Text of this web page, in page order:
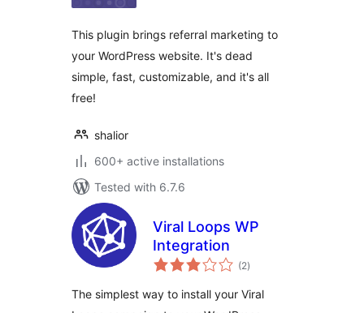
This plugin brings referral marketing to
your WordPress website. It's dead
simple, fast, customizable, and it's all
free!
shalior
600+ active installations
Tested with 6.7.6
Viral Loops WP
Integration
(2total
ratings
)
The simplest way to install your Viral